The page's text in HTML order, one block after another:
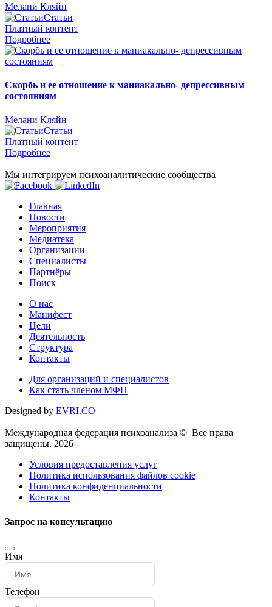
Мелани Кляйн
Статьи
Платный контент
Подробнее
Скорбь и ее отношение к маниакально- депрессивным
состояниям
Мелани Кляйн
Статьи
Платный контент
Подробнее
Мы интегрируем психоаналитические сообщества
Главная
Новости
Мероприятия
Медиатека
Организации
Специалисты
Партнёры
Поиск
О нас
Манифест
Цели
Деятельность
Структура
Контакты
Для организаций и специалистов
Как стать членом МФП
Designed by EVRI.CO
Международная федерация психоанализа © Все права
защищены. 2026
Условия предоставления услуг
Политика использования файлов cookie
Политика конфиденциальности
Контакты
Запрос на консультацию
Имя
Телефон